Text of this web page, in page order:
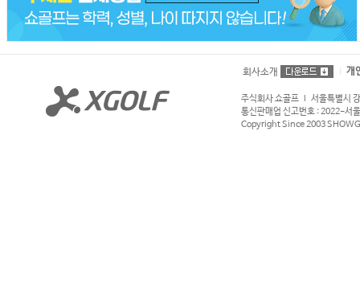
회사소개 개
주식회사 쇼골프 l 서울특별시
통신판매업 신고번호 : 2022-
Copyright Since 2003